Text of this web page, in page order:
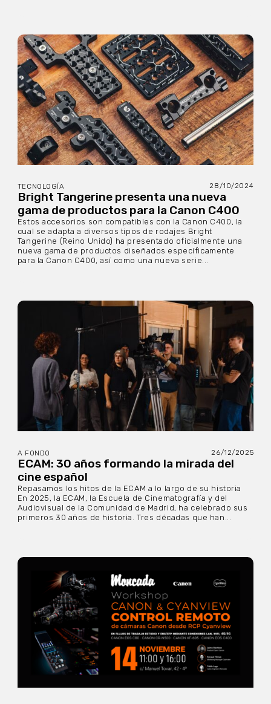
TECNOLOGÍA 28/10/2024
Bright Tangerine presenta una nueva
gama de productos para la Canon C400
Estos accesorios son compatibles con la Canon C400, la
cual se adapta a diversos tipos de rodajes Bright
Tangerine (Reino Unido) ha presentado oficialmente una
nueva gama de productos diseñados específicamente
para la Canon C400, así como una nueva serie...
A FONDO 26/12/2025
ECAM: 30 años formando la mirada del
cine español
Repasamos los hitos de la ECAM a lo largo de su historia
En 2025, la ECAM, la Escuela de Cinematografía y del
Audiovisual de la Comunidad de Madrid, ha celebrado sus
primeros 30 años de historia. Tres décadas que han...